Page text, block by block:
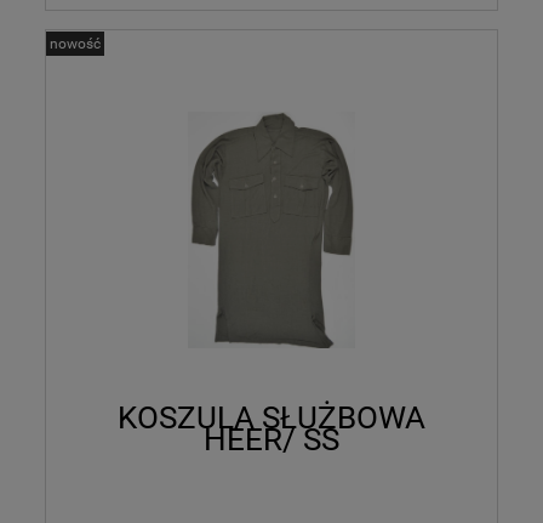
KOSZULA SŁUŻBOWA
HEER/ SS
nowość